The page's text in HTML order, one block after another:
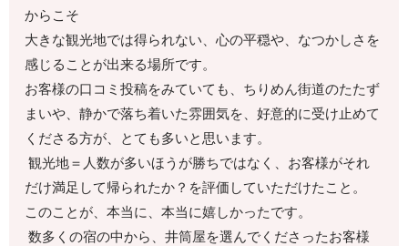
からこそ
大きな観光地では得られない、心の平穏や、なつかしさを
感じることが出来る場所です。
お客様の口コミ投稿をみていても、ちりめん街道のたたず
まいや、静かで落ち着いた雰囲気を、好意的に受け止めて
くださる方が、とても多いと思います。
観光地＝人数が多いほうが勝ちではなく、お客様がそれ
だけ満足して帰られたか？を評価していただけたこと。
このことが、本当に、本当に嬉しかったです。
数多くの宿の中から、井筒屋を選んでくださったお客様